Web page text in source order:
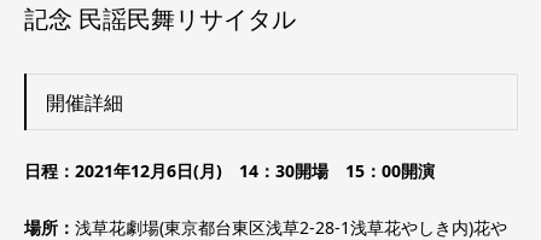
記念 民謡民舞リサイタル
開催詳細
日程：2021年12月6日(月) 14：30開場 15：00開演
場所： 浅草花劇場(東京都台東区浅草2-28-1浅草花やしき内)花や